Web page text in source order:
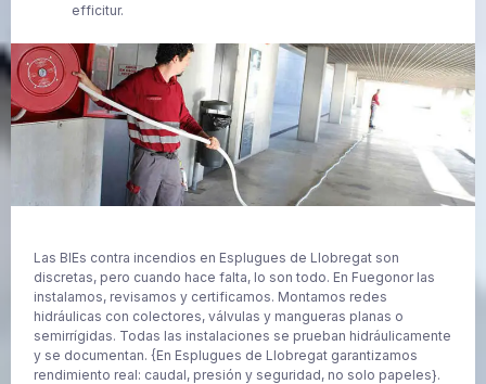
efficitur.
Las BIEs contra incendios en Esplugues de Llobregat son
discretas, pero cuando hace falta, lo son todo. En Fuegonor las
instalamos, revisamos y certificamos. Montamos redes
hidráulicas con colectores, válvulas y mangueras planas o
semirrígidas. Todas las instalaciones se prueban hidráulicamente
y se documentan. {En Esplugues de Llobregat garantizamos
rendimiento real: caudal, presión y seguridad, no solo papeles}.